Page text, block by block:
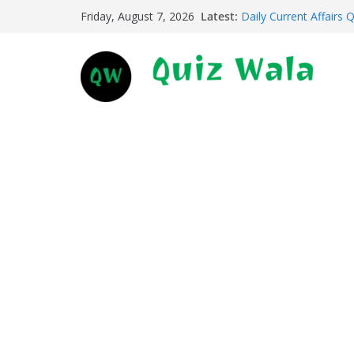
Friday, August 7, 2026 Latest: Daily Current Affairs
Daily Current Affairs
Daily Current Affairs